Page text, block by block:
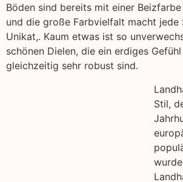
Böden sind bereits mit einer
und die große Farbvielfalt macht jede
Unikat,. Kaum etwas ist so
schönen Dielen, die ein erdiges
gleichzeitig sehr robust sind.
Stil,